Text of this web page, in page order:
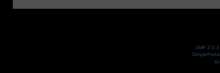
SMF 2.0.3